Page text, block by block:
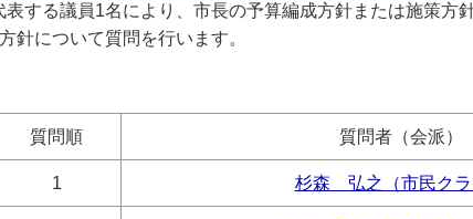
する議員1名により、市長の予算編成方針または施策方
針について質問を行います。
質問順 質問者（会派）
1 杉森 弘之（市民クラ